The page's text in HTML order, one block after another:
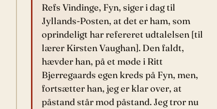
Refs Vindinge, Fyn, siger i dag til
Jyllands-Posten, at det er ham, som
oprindeligt har refereret udtalelsen [til
lærer Kirsten Vaughan]. Den faldt,
hævder han, på et møde i Ritt
Bjerregaards egen kreds på Fyn, men,
fortsætter han, jeg er klar over, at
påstand står mod påstand. Jeg tror nu